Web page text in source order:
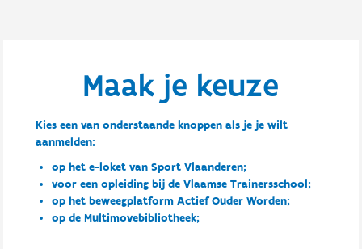
Maak je keuze
Kies een van onderstaande knoppen als je je wilt
aanmelden:
op het e-loket van Sport Vlaanderen;
voor een opleiding bij de Vlaamse Trainersschool;
op het beweegplatform Actief Ouder Worden;
op de Multimovebibliotheek;